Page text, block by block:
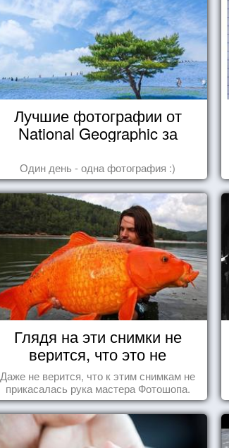
Лучшие фотографии от
National Geographic за
Один день - одна фотография :)
Глядя на эти снимки не
верится, что это не
Фотошоп!
Даже не верится, что к этим снимкам не
прикасалась рука мастера Фотошопа.